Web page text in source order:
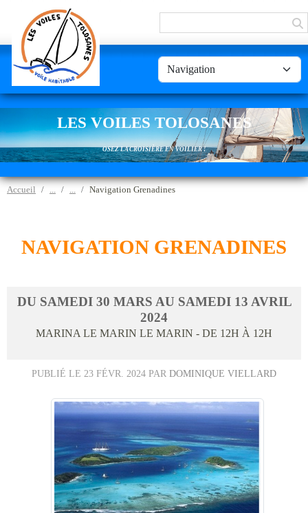
LES VOILES TOLOSANES
OSEZ LA CROISIÈRE EN VOILIER !
Accueil Navigation Grenadines
NAVIGATION GRENADINES
DU SAMEDI 30 MARS AU SAMEDI 13 AVRIL
2024
MARINA LE MARIN LE MARIN - DE 12H À 12H
PUBLIÉ LE 23 FÉVR. 2024 PAR DOMINIQUE VIELLARD
Panneau de gestion des cookies